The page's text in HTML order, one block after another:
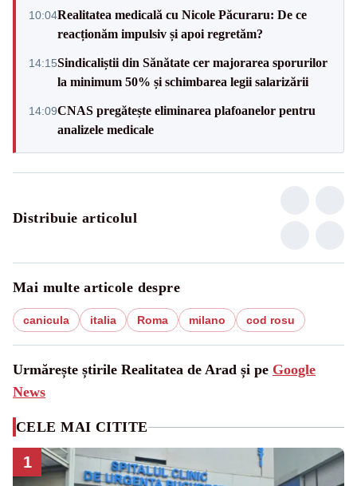
10:04Realitatea medicală cu Nicole Păcuraru: De ce
reacționăm impulsiv și apoi regretăm?
14:15Sindicaliștii din Sănătate cer majorarea sporurilor
la minimum 50% și schimbarea legii salarizării
14:09CNAS pregătește eliminarea plafoanelor pentru
analizele medicale
Distribuie articolul
Mai multe articole despre
canicula italia Roma milano cod rosu
Urmărește știrile Realitatea de Arad și pe Google
News
CELE MAI CITITE
1